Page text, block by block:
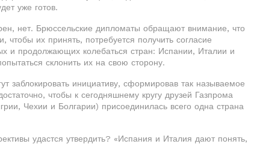
уже готов.
нет. Брюссельские дипломаты обращают внимание, что
чтобы их принять, потребуется получить согласие
и продолжающих колебаться стран: Испании, Италии и
склонить их на свою сторону.
заблокировать инициативу, сформировав так называемое
чтобы к сегодняшнему кругу друзей Газпрома
Чехии и Болгарии) присоединилась всего одна страна
удастся утвердить? «Испания и Италия дают понять,